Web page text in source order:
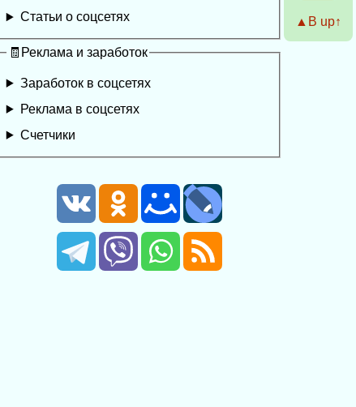
▲Β up↑
Статьи о соцсетях
🧾Реклама и заработок
Заработок в соцсетях
Реклама в соцсетях
Счетчики